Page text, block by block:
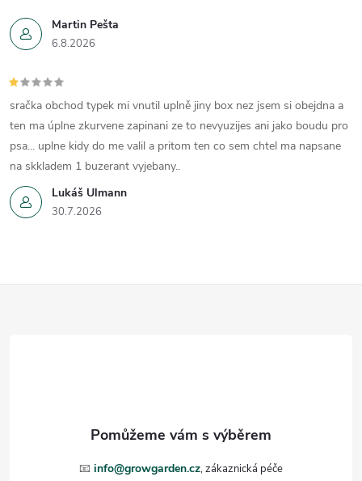
Martin Pešta
6.8.2026
Lukáš Ulmann
30.7.2026
sračka obchod typek mi vnutil uplně jiny box nez jsem si obejdna a
ten ma úplne zkurvene zapinani ze to nevyuzijes ani jako boudu pro
psa... uplne kidy do me valil a pritom ten co sem chtel ma napsane
na skkladem 1 buzerant vyjebany..
📧 info@growgarden.cz